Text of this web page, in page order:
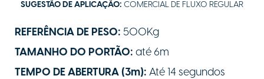
SUGESTÃO DE APLICAÇÃO: COMERCIAL DE FLUXO REGULAR
REFERÊNCIA DE PESO: 500Kg
TAMANHO DO PORTÃO: até 6m
TEMPO DE ABERTURA (3m): Até 14 segundos